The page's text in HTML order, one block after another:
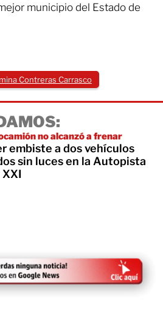
municipio del Estado de
Contreras Carrasco
no alcanzó a frenar
embiste a dos vehículos
sin luces en la Autopista
XXI